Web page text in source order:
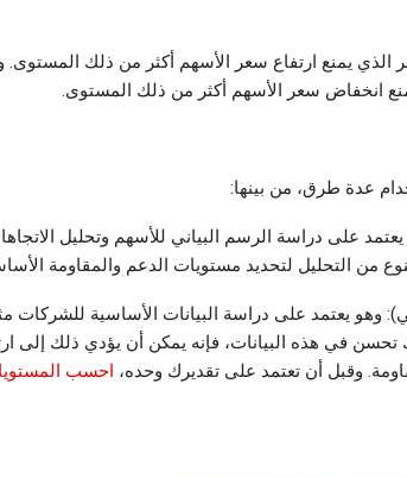
يمنع ارتفاع سعر الأسهم أكثر من ذلك المستوى.
انخفاض سعر الأسهم أكثر من ذلك المستوى.
عدة طرق، من بينها:
على دراسة الرسم البياني للأسهم وتحليل
من التحليل لتحديد مستويات الدعم والمقاومة
وهو يعتمد على دراسة البيانات الأساسية للشركات
تحسن في هذه البيانات، فإنه يمكن أن يؤدي ذلك إلى
وقبل أن تعتمد على تقديرك وحده، احسب